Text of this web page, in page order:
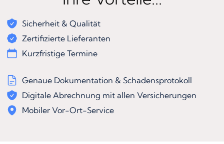
Sicherheit & Qualität
Zertifizierte Lieferanten
Kurzfristige Termine
Genaue Dokumentation & Schadensprotokoll
Digitale Abrechnung mit allen Versicherungen
Mobiler Vor-Ort-Service